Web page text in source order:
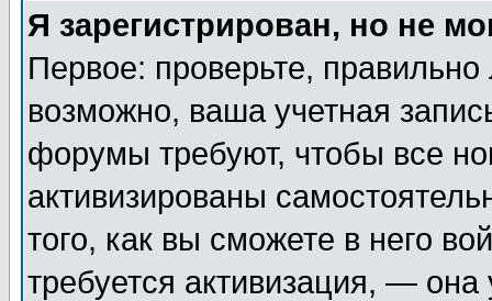
Я зарегистрирован, но не
Первое: проверьте,
возможно, ваша учетная
форумы требуют, чтобы все
активизированы
того, как вы сможете в него
требуется активизация, —